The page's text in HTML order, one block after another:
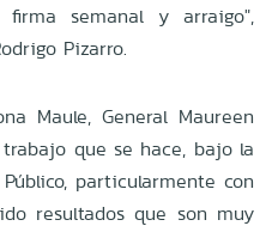
firma semanal y arraigo",
Pizarro.
Maule, General Maureen
trabajo que se hace, bajo la
particularmente con
resultados que son muy